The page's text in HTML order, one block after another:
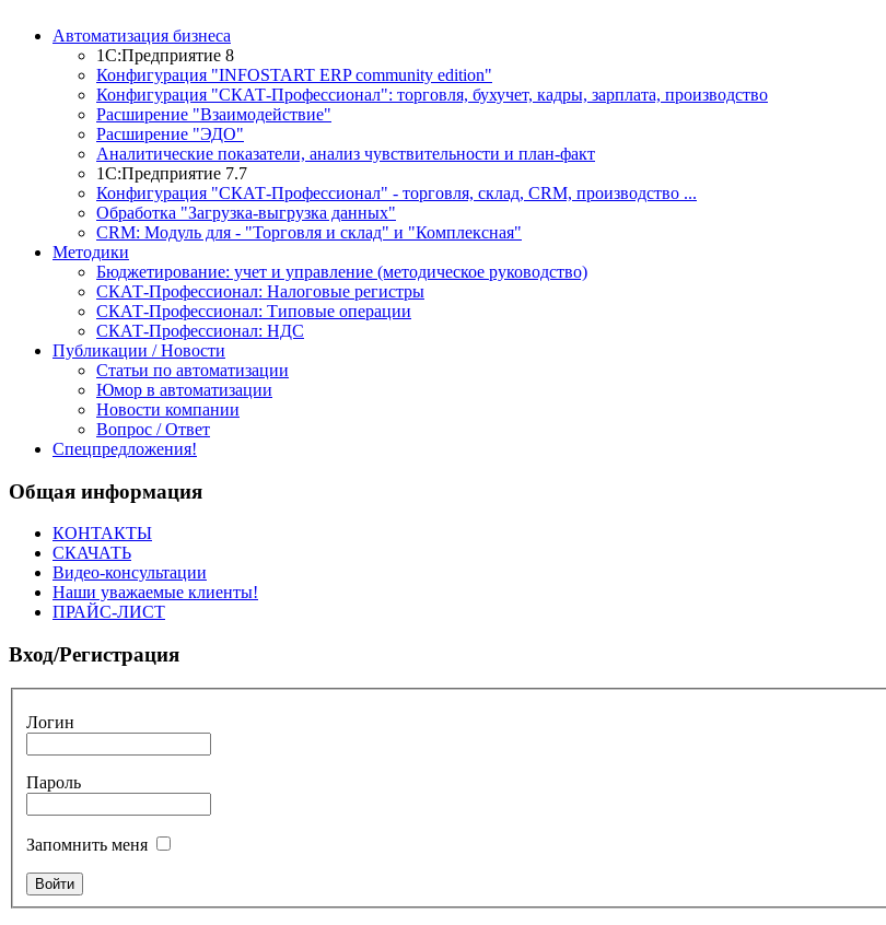
Автоматизация бизнеса
1С:Предприятие 8
Конфигурация "INFOSTART ERP community edition"
Конфигурация "СКАТ-Профессионал": торговля, бухучет, кадры, зарплата, производство
Расширение "Взаимодействие"
Расширение "ЭДО"
Аналитические показатели, анализ чувствительности и план-факт
1С:Предприятие 7.7
Конфигурация "СКАТ-Профессионал" - торговля, склад, CRM, производство ...
Обработка "Загрузка-выгрузка данных"
CRM: Модуль для - "Торговля и склад" и "Комплексная"
Методики
Бюджетирование: учет и управление (методическое руководство)
СКАТ-Профессионал: Налоговые регистры
СКАТ-Профессионал: Типовые операции
СКАТ-Профессионал: НДС
Публикации / Новости
Статьи по автоматизации
Юмор в автоматизации
Новости компании
Вопрос / Ответ
Спецпредложения!
Общая информация
КОНТАКТЫ
СКАЧАТЬ
Видео-консультации
Наши уважаемые клиенты!
ПРАЙС-ЛИСТ
Вход/Регистрация
Логин
Пароль
Запомнить меня